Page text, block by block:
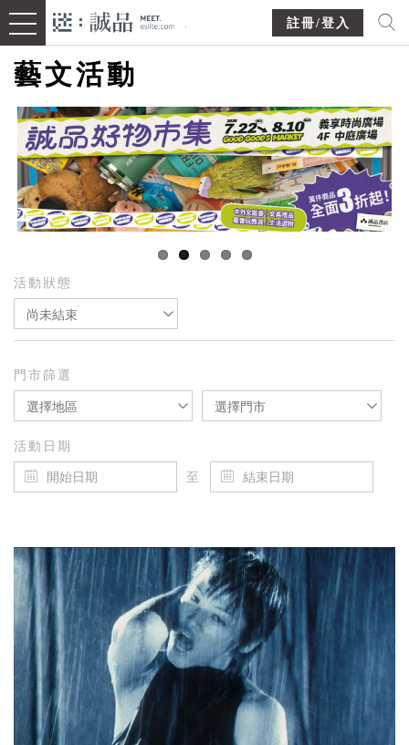
註冊/登入
藝文活動
活動狀態
尚未結束
門市篩選
選擇地區 選擇門市
活動日期
至